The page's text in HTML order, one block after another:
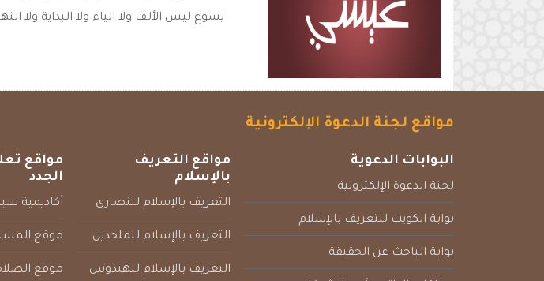
يسوع ليس الألف ولا الياء ولا البداية ولا
مواقع لجنة الدعوة الإلكترونية
البوابات الدعوية
لجنة الدعوة الإلكترونية
بوابة الكويت للتعريف بالإسلام
بوابة الباحث عن الحقيقة
مواقع التعريف
بالإسلام
التعريف بالإسلام للنصارى
التعريف بالإسلام للملحدين
التعريف بالإسلام للهندوس
مواقع
الجدد
أكاديمية
موقع
موقع